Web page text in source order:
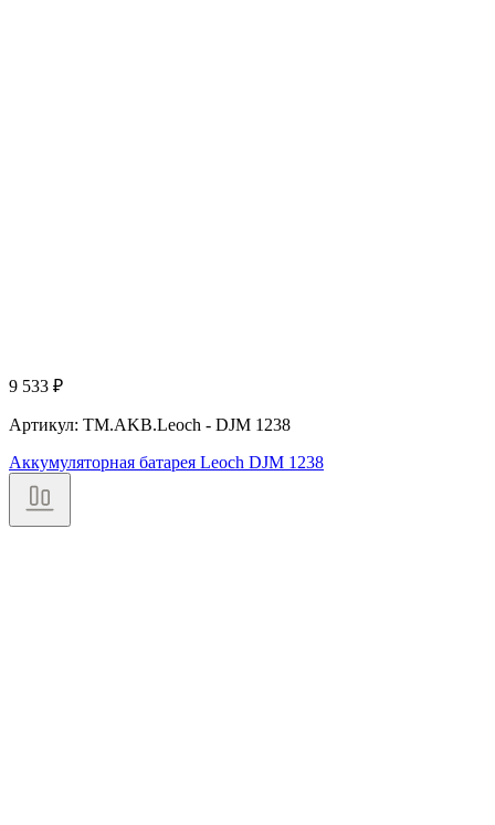
9 533 ₽
Артикул: TM.AKB.Leoch - DJM 1238
Аккумуляторная батарея Leoch DJM 1238